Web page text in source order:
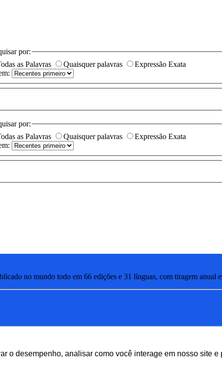
o desempenho, analisar como você interage em nosso site e
por:
as Palavras
Quaisquer palavras
Expressão Exata
por:
as Palavras
Quaisquer palavras
Expressão Exata
no mundo todo em 66 edições e 31 línguas, com tiragem anual